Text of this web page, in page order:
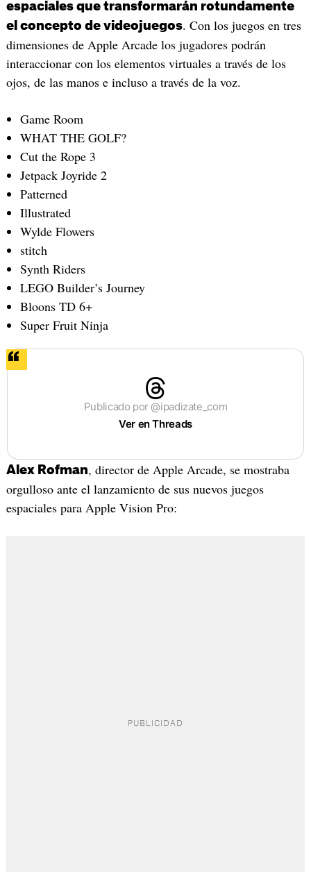
espaciales que transformarán rotundamente
el concepto de videojuegos. Con los juegos en tres
dimensiones de Apple Arcade los jugadores podrán
interaccionar con los elementos virtuales a través de los
ojos, de las manos e incluso a través de la voz.
Game Room
WHAT THE GOLF?
Cut the Rope 3
Jetpack Joyride 2
Patterned
Illustrated
Wylde Flowers
stitch
Synth Riders
LEGO Builder’s Journey
Bloons TD 6+
Super Fruit Ninja
Publicado por @ipadizate_com
Ver en Threads
Alex Rofman, director de Apple Arcade, se mostraba
orgulloso ante el lanzamiento de sus nuevos juegos
espaciales para Apple Vision Pro: